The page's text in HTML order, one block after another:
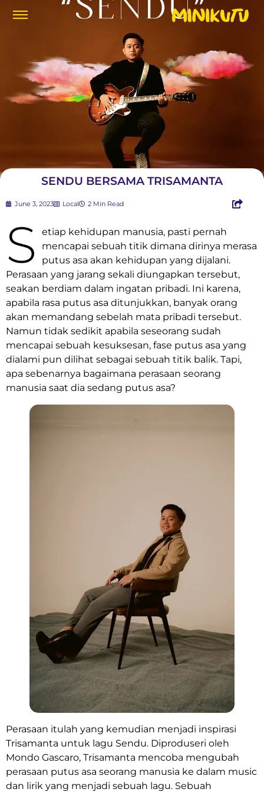
SENDU BERSAMA TRISAMANTA
June 3, 2023 Local 2 Min Read
S
etiap kehidupan manusia, pasti pernah
mencapai sebuah titik dimana dirinya merasa
putus asa akan kehidupan yang dijalani.
Perasaan yang jarang sekali diungapkan tersebut,
seakan berdiam dalam ingatan pribadi. Ini karena,
apabila rasa putus asa ditunjukkan, banyak orang
akan memandang sebelah mata pribadi tersebut.
Namun tidak sedikit apabila seseorang sudah
mencapai sebuah kesuksesan, fase putus asa yang
dialami pun dilihat sebagai sebuah titik balik. Tapi,
apa sebenarnya bagaimana perasaan seorang
manusia saat dia sedang putus asa?
Perasaan itulah yang kemudian menjadi inspirasi
Trisamanta untuk lagu Sendu. Diproduseri oleh
Mondo Gascaro, Trisamanta mencoba mengubah
perasaan putus asa seorang manusia ke dalam music
dan lirik yang menjadi sebuah lagu. Sebuah